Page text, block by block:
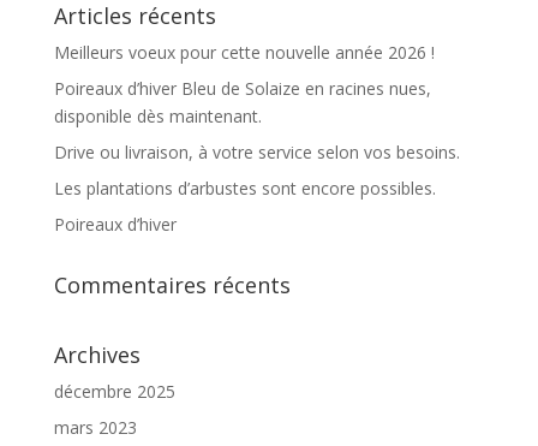
Articles récents
Meilleurs voeux pour cette nouvelle année 2026 !
Poireaux d’hiver Bleu de Solaize en racines nues,
disponible dès maintenant.
Drive ou livraison, à votre service selon vos besoins.
Les plantations d’arbustes sont encore possibles.
Poireaux d’hiver
Commentaires récents
Archives
décembre 2025
mars 2023